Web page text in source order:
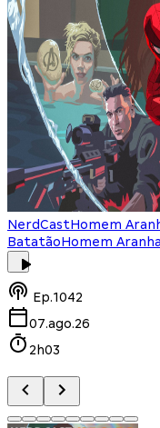
NerdCastHomem
BatatãoHomem
Ep.1042
07.ago.26
2h03